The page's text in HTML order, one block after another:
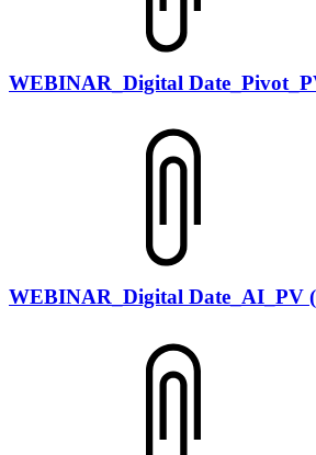
WEBINAR_Digital
WEBINAR_Digital Date_AI_PV